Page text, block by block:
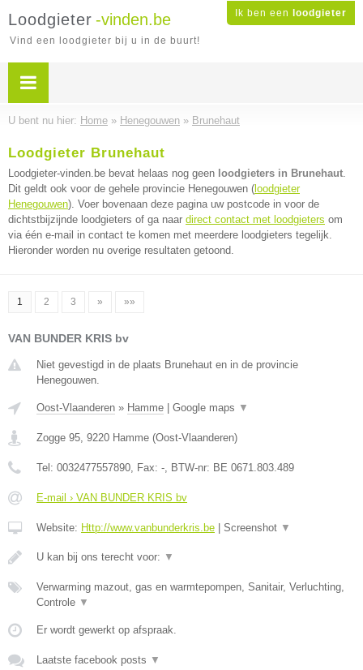
Ik ben een loodgieter
Loodgieter -vinden.be
Vind een loodgieter bij u in de buurt!
U bent nu hier: Home » Henegouwen » Brunehaut
Loodgieter Brunehaut
Loodgieter-vinden.be bevat helaas nog geen loodgieters in Brunehaut.
Dit geldt ook voor de gehele provincie Henegouwen ( loodgieter
Henegouwen). Voer bovenaan deze pagina uw postcode in voor de
dichtstbijzijnde loodgieters of ga naar direct contact met loodgieters om
via één e-mail in contact te komen met meerdere loodgieters tegelijk.
Hieronder worden nu overige resultaten getoond.
1 2 3 » »»
VAN BUNDER KRIS bv
Niet gevestigd in de plaats Brunehaut en in de provincie
Henegouwen.
Oost-Vlaanderen » Hamme Google maps ▼
Zogge 95, 9220 Hamme (Oost-Vlaanderen)
Tel: 0032477557890, Fax: -, BTW-nr: BE 0671.803.489
E-mail › VAN BUNDER KRIS bv
Website: Http://www.vanbunderkris.be Screenshot ▼
U kan bij ons terecht voor: ▼
Verwarming mazout, gas en warmtepompen, Sanitair, Verluchting,
Controle ▼
Er wordt gewerkt op afspraak.
Laatste facebook posts ▼